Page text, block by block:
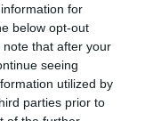
for
below opt-out
that after your
seeing
utilized by
parties prior to
/ ΝΕΑ
–